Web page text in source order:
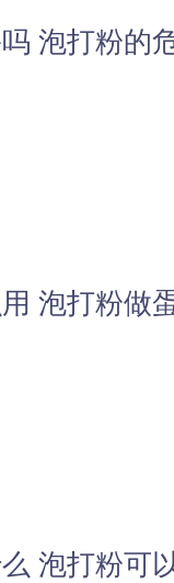
泡打粉的
泡打粉做
泡打粉可